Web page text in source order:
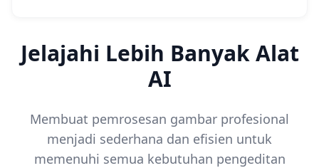
Jelajahi Lebih Banyak Alat
AI
Membuat pemrosesan gambar profesional
menjadi sederhana dan efisien untuk
memenuhi semua kebutuhan pengeditan